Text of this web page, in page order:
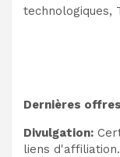
technologiques,
Dernières
Divulgation:
liens